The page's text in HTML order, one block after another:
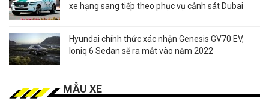
xe hạng sang tiếp theo phục vụ cảnh sát Dubai
Hyundai chính thức xác nhận Genesis GV70 EV,
Ioniq 6 Sedan sẽ ra mắt vào năm 2022
MẪU XE